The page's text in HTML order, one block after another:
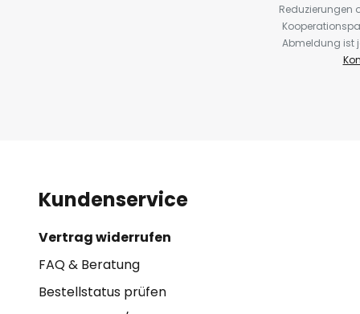
Reduzierungen
Abmeldung ist
Kundenservice
Vertrag widerrufen
FAQ & Beratung
Bestellstatus prüfen